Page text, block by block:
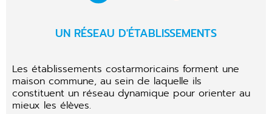
UN RÉSEAU D'ÉTABLISSEMENTS
Les établissements costarmoricains forment une
maison commune, au sein de laquelle ils
constituent un réseau dynamique pour orienter au
mieux les élèves.